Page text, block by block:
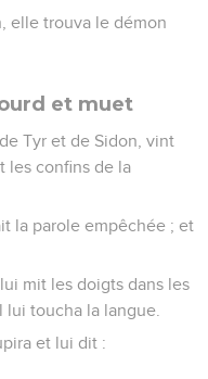
elle trouva le démon
et muet
Tyr et de Sidon, vint
les confins de la
la parole empêchée ; et
mit les doigts dans les
lui toucha la langue.
et lui dit :